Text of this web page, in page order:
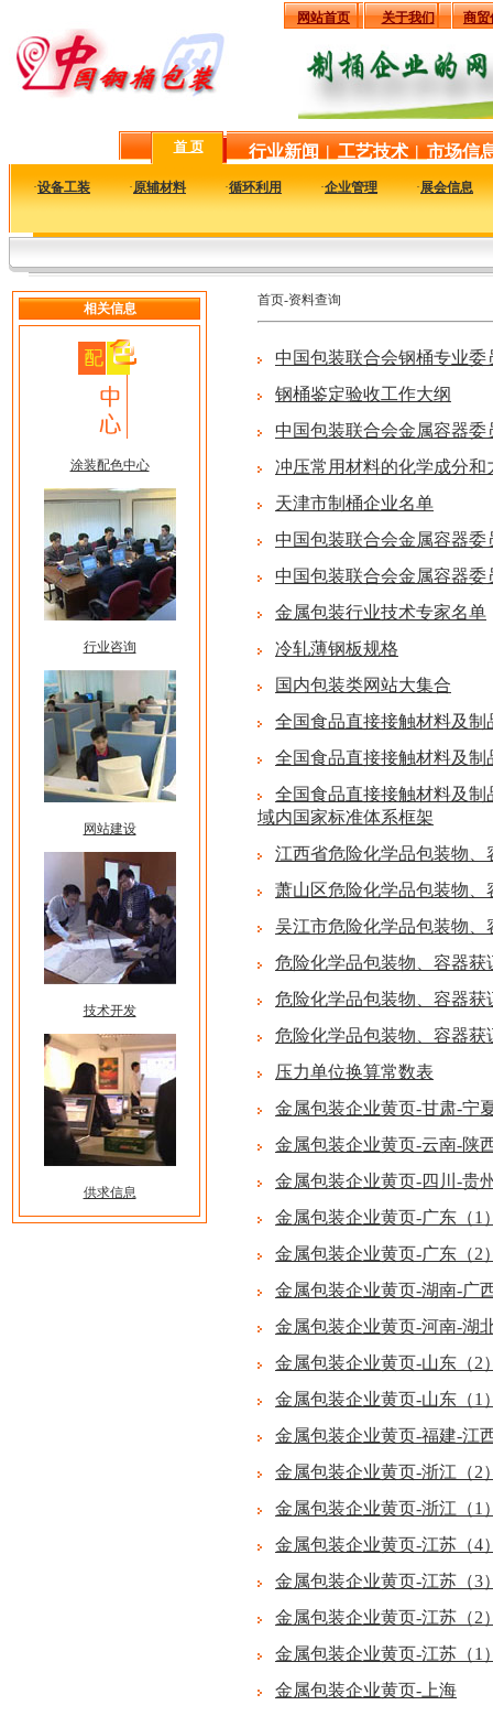
网站首页 关于我们 商贸
首 页 行业新闻 | 工艺技术 | 市场信
·设备工装 ·原辅材料 ·循环利用 ·企业管理 ·展会信息
相关信息
涂装配色中心
行业咨询
网站建设
技术开发
供求信息
首页-资料查询
中国包装联合会钢桶专业委
钢桶鉴定验收工作大纲
中国包装联合会金属容器
冲压常用材料的化学成分和
天津市制桶企业名单
中国包装联合会金属容器
中国包装联合会金属容器
金属包装行业技术专家名单
冷轧薄钢板规格
国内包装类网站大集合
全国食品直接接触材料及
全国食品直接接触材料及
全国食品直接接触材料及
域内国家标准体系框架
江西省危险化学品包装物
萧山区危险化学品包装物、
吴江市危险化学品包装物、
危险化学品包装物、容器获
危险化学品包装物、容器获
危险化学品包装物、容器获
压力单位换算常数表
金属包装企业黄页-甘肃-宁
金属包装企业黄页-云南-陕
金属包装企业黄页-四川-贵
金属包装企业黄页-广东（1
金属包装企业黄页-广东（2
金属包装企业黄页-湖南-广
金属包装企业黄页-河南-湖
金属包装企业黄页-山东（2
金属包装企业黄页-山东（1
金属包装企业黄页-福建-江
金属包装企业黄页-浙江（2
金属包装企业黄页-浙江（1
金属包装企业黄页-江苏（4
金属包装企业黄页-江苏（3
金属包装企业黄页-江苏（2
金属包装企业黄页-江苏（1
金属包装企业黄页-上海